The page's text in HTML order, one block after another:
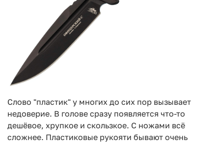
Слово "пластик" у многих до сих пор вызывает
недоверие. В голове сразу появляется что-то
дешёвое, хрупкое и скользкое. С ножами всё
сложнее. Пластиковые рукояти бывают очень